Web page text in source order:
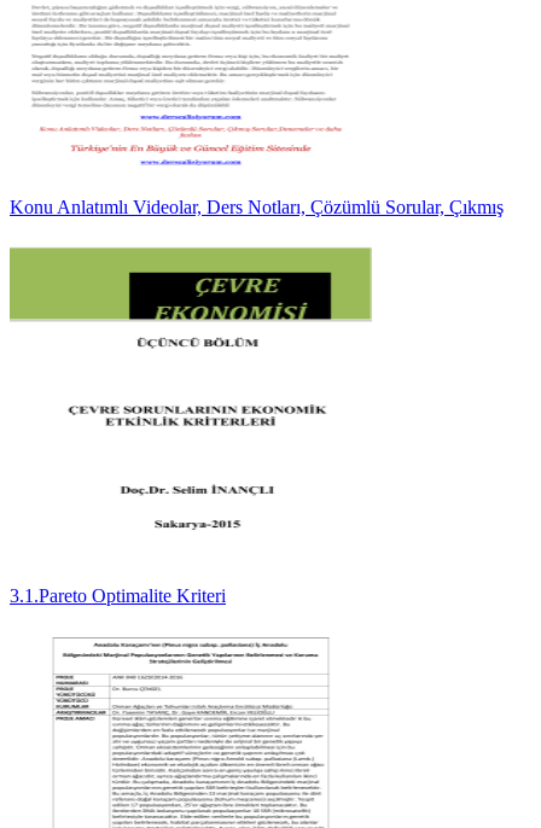
Konu Anlatımlı Videolar, Ders Notları, Çözümlü Sorular, Çıkmış
3.1.Pareto Optimalite Kriteri